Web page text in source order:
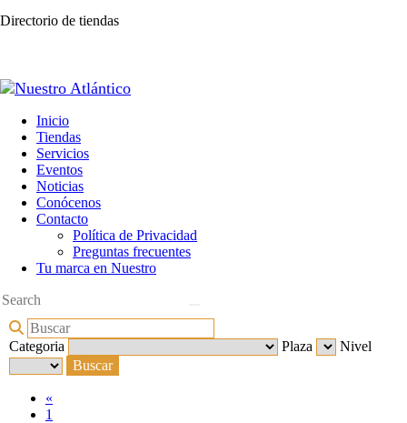
Directorio de tiendas
Inicio
Tiendas
Servicios
Eventos
Noticias
Conócenos
Contacto
Política de Privacidad
Preguntas frecuentes
Tu marca en Nuestro
Categoria Plaza Nivel
«
1